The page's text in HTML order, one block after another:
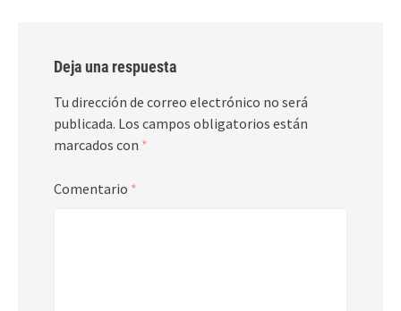
Deja una respuesta
Tu dirección de correo electrónico no será
publicada. Los campos obligatorios están
marcados con *
Comentario *